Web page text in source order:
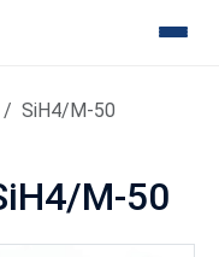
SiH4/M-50
M-50